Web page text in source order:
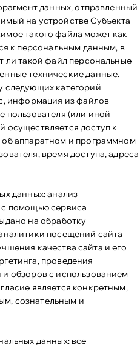
данных, отправленный
на устройстве Субъекта
такого файла может как
к персональным данным, в
ли такой файл персональные
технические данные.
следующих категорий
информация из файлов
пользователя (или иной
доступ к
аппаратном и программном
время доступа, адреса
данных: анализ
с помощью сервиса
на обработку
посещений сайта
качества сайта и его
проведения
обзоров с использованием
является конкретным,
сознательным и
данных: все